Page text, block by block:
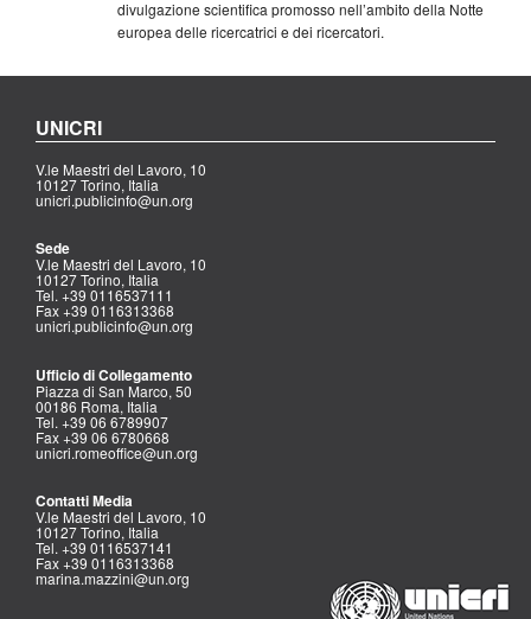
divulgazione scientifica promosso nell’ambito della Notte
europea delle ricercatrici e dei ricercatori.
UNICRI
V.le Maestri del Lavoro, 10
10127 Torino, Italia
unicri.publicinfo@un.org
Sede
V.le Maestri del Lavoro, 10
10127 Torino, Italia
Tel. +39 0116537111
Fax +39 0116313368
unicri.publicinfo@un.org
Ufficio di Collegamento
Piazza di San Marco, 50
00186 Roma, Italia
Tel. +39 06 6789907
Fax +39 06 6780668
unicri.romeoffice@un.org
Contatti Media
V.le Maestri del Lavoro, 10
10127 Torino, Italia
Tel. +39 0116537141
Fax +39 0116313368
marina.mazzini@un.org